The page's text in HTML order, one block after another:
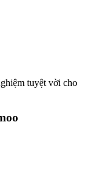
tuyệt vời cho